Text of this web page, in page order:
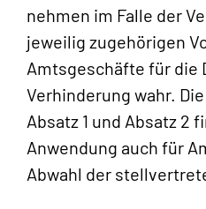
nehmen im Falle der
jeweilig zugehörigen
Amtsgeschäfte für die
Verhinderung wahr.
Absatz 1 und Absatz 2
Anwendung auch für
Abwahl der